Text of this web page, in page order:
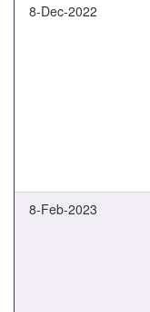
8-Dec-2022
8-Feb-2023